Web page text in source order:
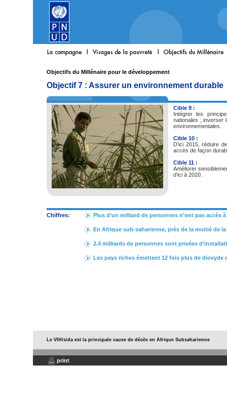
Objectifs du Millénaire pour le développement
Objectif 7 : Assurer un environnement durable
Cible 9 :
Intégrer les
nationales ; inverser
environnementales.
Cible 10 :
D’ici 2015, réduire
accès de façon
Cible 11 :
Améliorer
d’ici à 2020.
Chiffres: Plus d’un milliard de personnes n’ont pas accès à
En Afrique sub-saharienne, près de la moitié de
2.4 milliards de personnes sont privées
Les pays riches émettent 12 fois plus de dioxyde
Le VIH/sida est la principale cause de décès en Afrique Subsaharienne
print